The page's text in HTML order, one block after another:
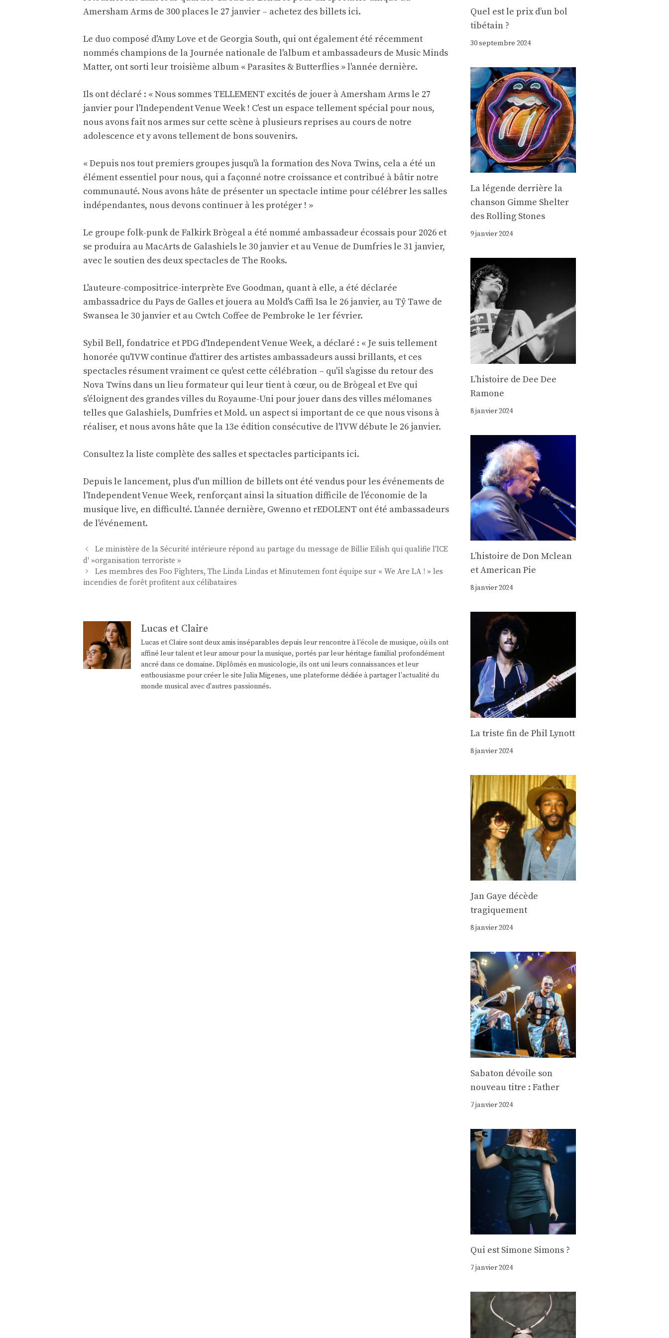
Amersham Arms de 300 places le 27 janvier – achetez des billets ici.
Le duo composé d'Amy Love et de Georgia South, qui ont également été récemment
nommés champions de la Journée nationale de l'album et ambassadeurs de Music Minds
Matter, ont sorti leur troisième album « Parasites & Butterflies » l'année dernière.
Ils ont déclaré : « Nous sommes TELLEMENT excités de jouer à Amersham Arms le 27
janvier pour l'Independent Venue Week ! C'est un espace tellement spécial pour nous,
nous avons fait nos armes sur cette scène à plusieurs reprises au cours de notre
adolescence et y avons tellement de bons souvenirs.
« Depuis nos tout premiers groupes jusqu'à la formation des Nova Twins, cela a été un
élément essentiel pour nous, qui a façonné notre croissance et contribué à bâtir notre
communauté. Nous avons hâte de présenter un spectacle intime pour célébrer les salles
indépendantes, nous devons continuer à les protéger ! »
Le groupe folk-punk de Falkirk Brògeal a été nommé ambassadeur écossais pour 2026 et
se produira au MacArts de Galashiels le 30 janvier et au Venue de Dumfries le 31 janvier,
avec le soutien des deux spectacles de The Rooks.
L'auteure-compositrice-interprète Eve Goodman, quant à elle, a été déclarée
ambassadrice du Pays de Galles et jouera au Mold's Caffi Isa le 26 janvier, au Tŷ Tawe de
Swansea le 30 janvier et au Cwtch Coffee de Pembroke le 1er février.
Sybil Bell, fondatrice et PDG d'Independent Venue Week, a déclaré : « Je suis tellement
honorée qu'IVW continue d'attirer des artistes ambassadeurs aussi brillants, et ces
spectacles résument vraiment ce qu'est cette célébration – qu'il s'agisse du retour des
Nova Twins dans un lieu formateur qui leur tient à cœur, ou de Brògeal et Eve qui
s'éloignent des grandes villes du Royaume-Uni pour jouer dans des villes mélomanes
telles que Galashiels, Dumfries et Mold. un aspect si important de ce que nous visons à
réaliser, et nous avons hâte que la 13e édition consécutive de l'IVW débute le 26 janvier.
Consultez la liste complète des salles et spectacles participants ici.
Depuis le lancement, plus d'un million de billets ont été vendus pour les événements de
l'Independent Venue Week, renforçant ainsi la situation difficile de l'économie de la
musique live, en difficulté. L'année dernière, Gwenno et rEDOLENT ont été ambassadeurs
de l'événement.
Navigation
des
articles
Le ministère de la Sécurité intérieure répond au partage du message de Billie Eilish qui qualifie l'ICE
d' »organisation terroriste »
Les membres des Foo Fighters, The Linda Lindas et Minutemen font équipe sur « We Are LA ! » les
incendies de forêt profitent aux célibataires
Lucas et Claire
Lucas et Claire sont deux amis inséparables depuis leur rencontre à l'école de musique, où ils ont
affiné leur talent et leur amour pour la musique, portés par leur héritage familial profondément
ancré dans ce domaine. Diplômés en musicologie, ils ont uni leurs connaissances et leur
enthousiasme pour créer le site Julia Migenes, une plateforme dédiée à partager l'actualité du
monde musical avec d'autres passionnés.
Quel est le prix d’un bol
tibétain ?
30 septembre 2024
La légende derrière la
chanson Gimme Shelter
des Rolling Stones
9 janvier 2024
Lʼhistoire de Dee Dee
Ramone
8 janvier 2024
Lʼhistoire de Don Mclean
et American Pie
8 janvier 2024
La triste fin de Phil Lynott
8 janvier 2024
Jan Gaye décède
tragiquement
8 janvier 2024
Sabaton dévoile son
nouveau titre : Father
7 janvier 2024
Qui est Simone Simons ?
7 janvier 2024